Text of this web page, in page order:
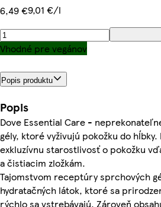
6,49 €9,01 €/l
Vhodné pre vegánov
Popis produktu
Popis
Dove Essential Care -
gély, ktoré vyživujú pokožku do
exkluzívnu starostlivosť o pokožku
a čistiacim zložkám.
Tajomstvom receptúry sprchových
hydratačných látok, ktoré sa
rýchlo sa vstrebávajú. Zároveň